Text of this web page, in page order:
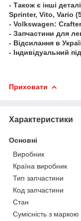
- Також є інші
Sprinter, Vito, Vario
- Volkswagen:
- Запчастини для
- Відсилання в
- Індивідуальний
Приховати
Характеристики
Основні
Виробник
Країна виробник
Тип запчастини
Код запчастини
Стан
Сумісність з маркою